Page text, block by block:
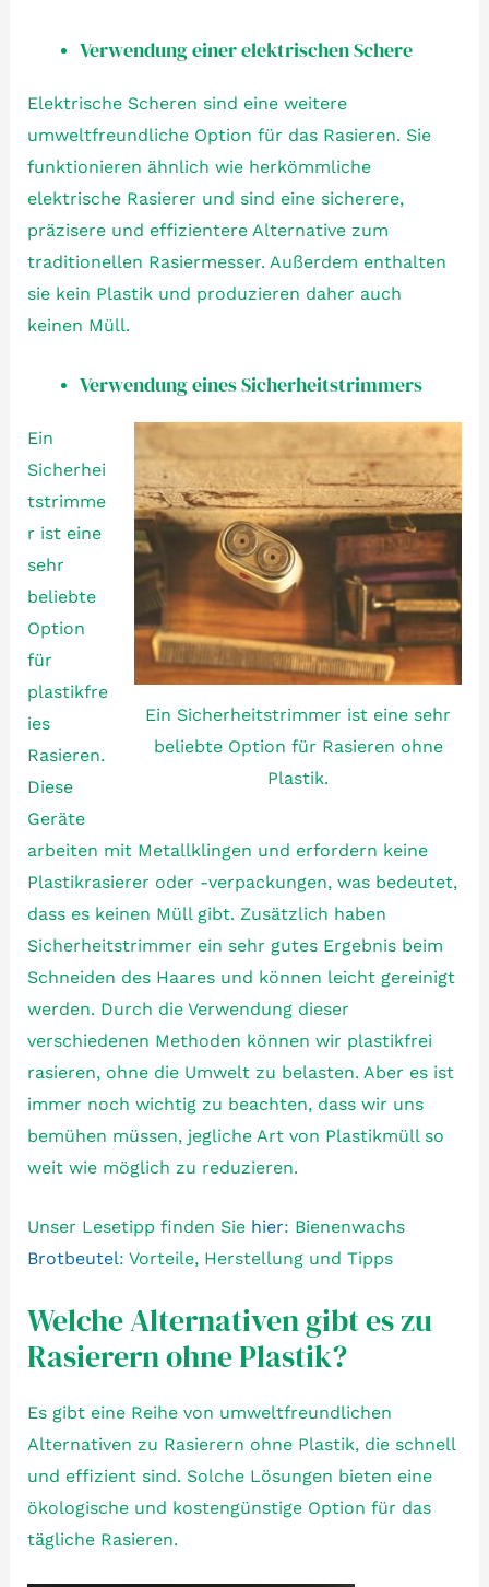
Verwendung einer elektrischen Schere
Elektrische Scheren sind eine weitere
umweltfreundliche Option für das Rasieren. Sie
funktionieren ähnlich wie herkömmliche
elektrische Rasierer und sind eine sicherere,
präzisere und effizientere Alternative zum
traditionellen Rasiermesser. Außerdem enthalten
sie kein Plastik und produzieren daher auch
keinen Müll.
Verwendung eines Sicherheitstrimmers
Ein Sicherheitstrimmer ist eine sehr
beliebte Option für Rasieren ohne
Plastik.
Ein
Sicherhei
tstrimme
r ist eine
sehr
beliebte
Option
für
plastikfre
ies
Rasieren.
Diese
Geräte
arbeiten mit Metallklingen und erfordern keine
Plastikrasierer oder -verpackungen, was bedeutet,
dass es keinen Müll gibt. Zusätzlich haben
Sicherheitstrimmer ein sehr gutes Ergebnis beim
Schneiden des Haares und können leicht gereinigt
werden. Durch die Verwendung dieser
verschiedenen Methoden können wir plastikfrei
rasieren, ohne die Umwelt zu belasten. Aber es ist
immer noch wichtig zu beachten, dass wir uns
bemühen müssen, jegliche Art von Plastikmüll so
weit wie möglich zu reduzieren.
Unser Lesetipp finden Sie hier: Bienenwachs
Brotbeutel: Vorteile, Herstellung und Tipps
Welche Alternativen gibt es zu
Rasierern ohne Plastik?
Es gibt eine Reihe von umweltfreundlichen
Alternativen zu Rasierern ohne Plastik, die schnell
und effizient sind. Solche Lösungen bieten eine
ökologische und kostengünstige Option für das
tägliche Rasieren.